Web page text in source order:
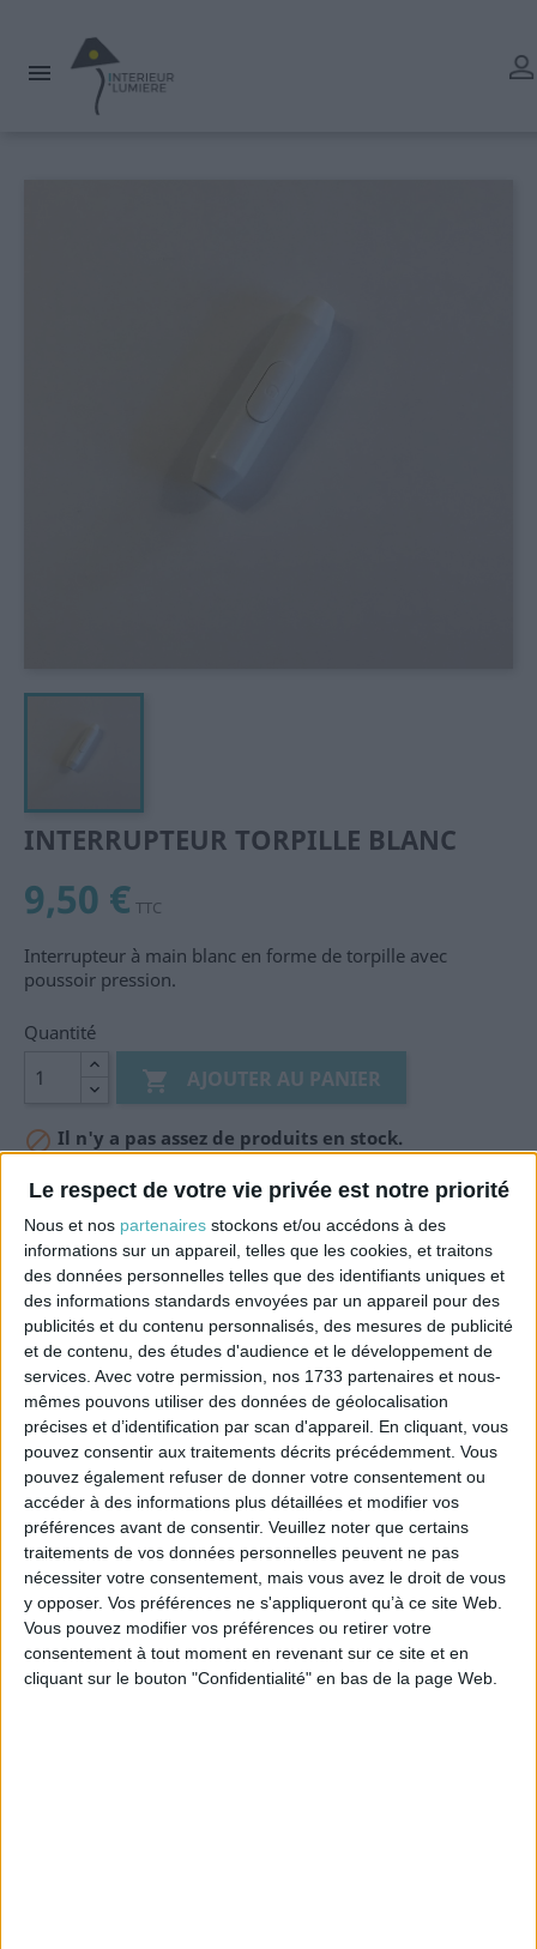
Le respect de votre vie privée est notre priorité
Nous et nos partenaires stockons et/ou accédons à des
informations sur un appareil, telles que les cookies, et traitons
des données personnelles telles que des identifiants uniques et
des informations standards envoyées par un appareil pour des
publicités et du contenu personnalisés, des mesures de publicité
et de contenu, des études d'audience et le développement de
services. Avec votre permission, nos 1733 partenaires et nous-
mêmes pouvons utiliser des données de géolocalisation
précises et d’identification par scan d'appareil. En cliquant, vous
pouvez consentir aux traitements décrits précédemment. Vous
pouvez également refuser de donner votre consentement ou
accéder à des informations plus détaillées et modifier vos
préférences avant de consentir. Veuillez noter que certains
traitements de vos données personnelles peuvent ne pas
nécessiter votre consentement, mais vous avez le droit de vous
y opposer. Vos préférences ne s'appliqueront qu’à ce site Web.
Vous pouvez modifier vos préférences ou retirer votre
consentement à tout moment en revenant sur ce site et en
cliquant sur le bouton "Confidentialité" en bas de la page Web.
L'atelier reste ouvert tout l'été mais les délais de livraison

INTERRUPTEUR TORPILLE BLANC
9,50 € TTC
Interrupteur à main blanc en forme de torpille avec
poussoir pression.
Quantité
 AJOUTER AU PANIER
 Il n'y a pas assez de produits en stock.
J'accepte les conditions générales etla politique
de confidentialité
PRÉVENEZ-MOI LORSQUE LE PRODUIT EST
Description Référence
Forme d'interrupteur design pour accompagner
les câbles textiles torsadés.
Longueur: 8cm - Largeur: 1,8cm